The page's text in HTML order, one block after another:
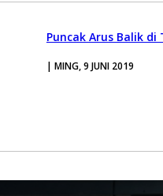
Puncak Arus Balik di
| MING, 9 JUNI 2019